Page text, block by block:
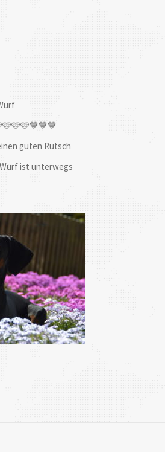
guten Rutsch
ist unterwegs